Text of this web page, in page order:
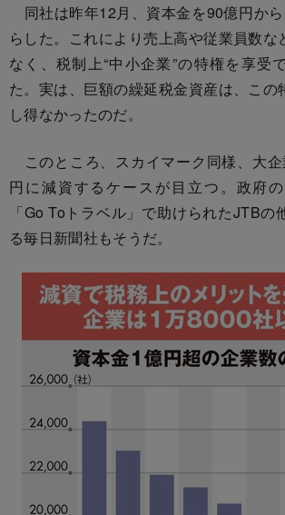
同社は昨年12月、資本金を90億円か
らした。これにより売上高や従業員数な
なく、税制上“中小企業”の特権を享受
た。実は、巨額の繰延税金資産は、この
し得なかったのだ。
このところ、スカイマーク同様、大
円に減資するケースが目立つ。政府
「Go Toトラベル」で助けられたJTBの
る毎日新聞社もそうだ。